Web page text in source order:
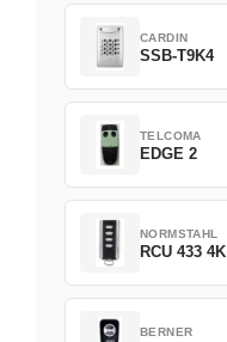
CARDIN
SSB-T9K4
TELCOMA
EDGE 2
NORMSTAHL
RCU 433 4K
BERNER